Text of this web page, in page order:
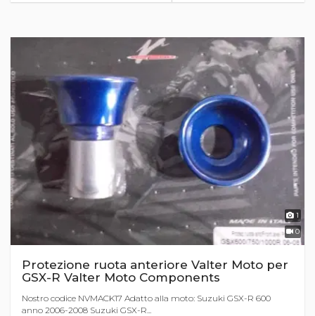
1
0
Protezione ruota anteriore Valter Moto per
GSX-R Valter Moto Components
Nostro codice NVMACK17 Adatto alla moto: Suzuki GSX-R 600
anno 2006-2008 Suzuki GSX-R...